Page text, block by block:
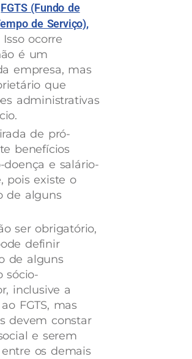
FGTS (Fundo de
de Serviço),
ocorre
é um
empresa, mas
que
administrativas
de pró-
benefícios
e salário-
pois existe o
de alguns
ser obrigatório,
definir
de alguns
sócio-
inclusive a
FGTS, mas
devem constar
e serem
os demais